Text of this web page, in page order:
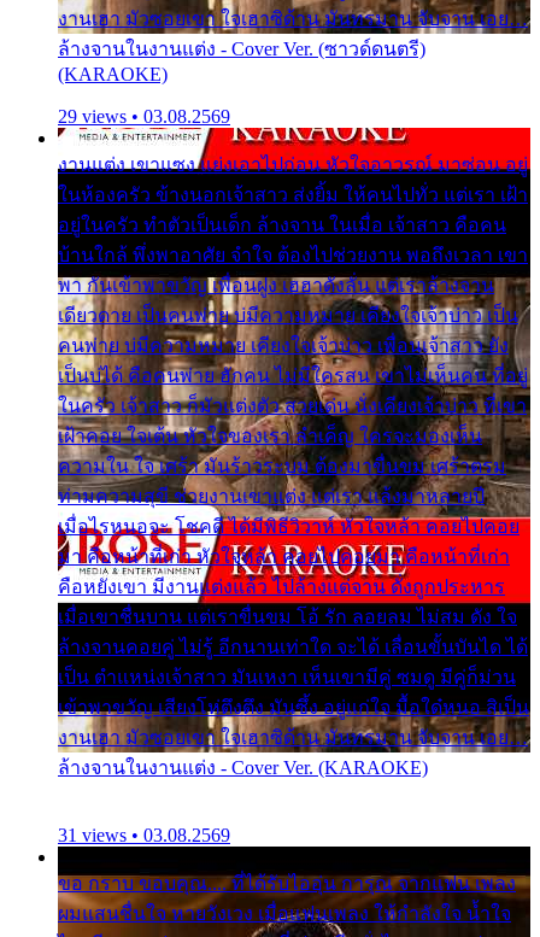
งานเฮา มัวซอยเขา ใจเฮาซิด้าน มันทรมาน จับจาน เอย…
ล้างจานในงานแต่ง - Cover Ver. (ซาวด์ดนตรี)
(KARAOKE)
29 views • 03.08.2569
งานแต่ง เขาแซง แย่งเอาไปก่อน หัวใจอาวรณ์ มาซ่อน อยู่
ในห้องครัว ข้างนอกเจ้าสาว ส่งยิ้ม ให้คนไปทั่ว แต่เรา เฝ้า
อยู่ในครัว ทำตัวเป็นเด็ก ล้างจาน ในเมื่อ เจ้าสาว คือคน
บ้านใกล้ พึ่งพาอาศัย จำใจ ต้องไปช่วยงาน พอถึงเวลา เขา
พา กันเข้าพาขวัญ เพื่อนฝูง เฮฮาดังลั่น แต่เราล้างจาน
เดียวดาย เป็นคนพ่าย บ่มีความหมาย เคียงใจเจ้าบ่าว เป็น
คนพ่าย บ่มีความหมาย เคียงใจเจ้าบ่าว เพื่อนเจ้าสาว ยัง
เป็นบ่ได้ คือคนพ่าย ฮักคน ไม่มีใครสน เขาไม่เห็นคน ที่อยู่
ในครัว เจ้าสาว ก็มัวแต่งตัว สวยเด่น นั่งเคียงเจ้าบ่าว ที่เขา
เฝ้าคอย ใจเต้น หัวใจของเรา ลำเค็ญ ใครจะมองเห็น
ความใน ใจ เศร้า มันร้าวระบม ต้องมาขื่นขม เศร้าตรม
ท่ามความสุขี ช่วยงานเขาแต่ง แต่เรา แล้งมาหลายปี
เมื่อไรหนอจะ โชคดี ได้มีพิธีวิวาห์ หัวใจหล้า คอยไปคอย
มา คือหน้าที่เก่า หัวใจหล้า คอยไปคอยมา คือหน้าที่เก่า
คือหยังเขา มีงานแต่งแล้ว ไปล้างแต่จาน ดั่งถูกประหาร
เมื่อเขาชื่นบาน แต่เราขื่นขม โอ้ รัก ลอยลม ไม่สม ดัง ใจ
ล้างจานคอยคู่ ไม่รู้ อีกนานเท่าใด จะได้ เลื่อนขั้นบันได ได้
เป็น ตำแหน่งเจ้าสาว มันเหงา เห็นเขามีคู่ ซมดู มีคู่ก็ม่วน
เข้าพาขวัญ เสียงโห่ตึงตึง มันซึ้ง อยู่แก่ใจ มื้อใด๋หนอ สิเป็น
งานเฮา มัวซอยเขา ใจเฮาซิด้าน มันทรมาน จับจาน เอย…
ล้างจานในงานแต่ง - Cover Ver. (KARAOKE)
31 views • 03.08.2569
ขอ กราบ ขอบคุณ.... ที่ได้รับไออุ่น การุณ จากแฟน เพลง
ผมแสนชื่นใจ หายวังเวง เมื่อแฟนเพลง ให้กำลังใจ น้ำใจ